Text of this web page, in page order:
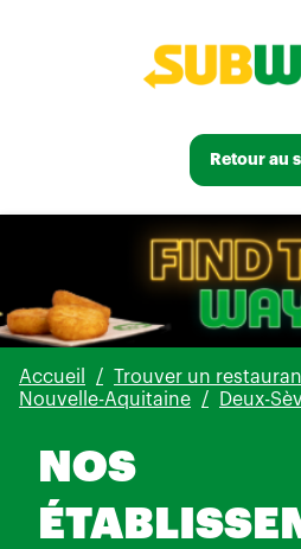
Retour au
Accueil
Trouver un
Nouvelle-Aquitaine
Deux-
NOS